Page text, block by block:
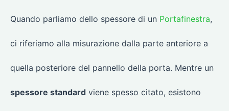
Quando parliamo dello spessore di un Portafinestra,
ci riferiamo alla misurazione dalla parte anteriore a
quella posteriore del pannello della porta. Mentre un
spessore standard viene spesso citato, esistono